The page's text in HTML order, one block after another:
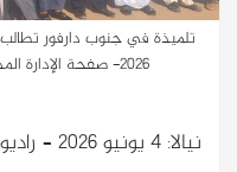
تلميذة في جنوب دارفور تطالب
2026- صفحة الإدارة المدنية بجنوب دارفور على فيسبوك
نيالا: 4 يونيو 2026 – راديو دبنقا